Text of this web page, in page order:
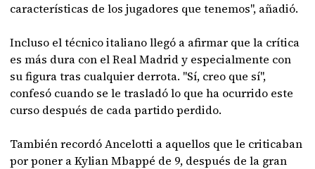
características de los jugadores que tenemos", añadió.
Incluso el técnico italiano llegó a afirmar que la crítica
es más dura con el Real Madrid y especialmente con
su figura tras cualquier derrota. "Sí, creo que sí",
confesó cuando se le trasladó lo que ha ocurrido este
curso después de cada partido perdido.
También recordó Ancelotti a aquellos que le criticaban
por poner a Kylian Mbappé de 9, después de la gran